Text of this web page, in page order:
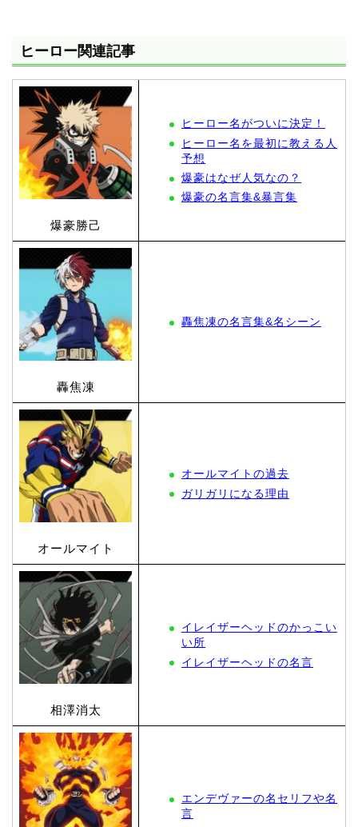
ヒーロー関連記事
爆豪勝己
ヒーロー名がついに決定！
ヒーロー名を最初に教える人
予想
爆豪はなぜ人気なの？
爆豪の名言集&暴言集
轟焦凍
轟焦凍の名言集&名シーン
オールマイト
オールマイトの過去
ガリガリになる理由
相澤消太
イレイザーヘッドのかっこい
い所
イレイザーヘッドの名言
エンデヴァーの名セリフや名
言